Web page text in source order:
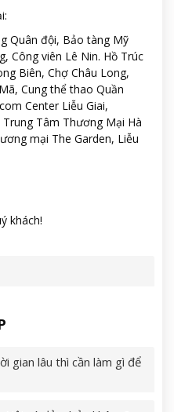
Quân đội, Bảo tàng Mỹ
Công viên Lê Nin. Hồ Trúc
Biên, Chợ Châu Long,
Cung thể thao Quần
Center Liễu Giai,
Tâm Thương Mại Hà
mại The Garden, Liễu
khách!
gian lâu thì cần làm gì để